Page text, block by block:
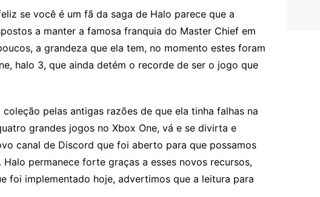
se você é um fã da saga de Halo parece que a
a manter a famosa franquia do Master Chief em
a grandeza que ela tem, no momento estes foram
halo 3, que ainda detém o recorde de ser o jogo que
pelas antigas razões de que ela tinha falhas na
grandes jogos no Xbox One, vá e se divirta e
canal de Discord que foi aberto para que possamos
permanece forte graças a esses novos recursos,
foi implementado hoje, advertimos que a leitura para